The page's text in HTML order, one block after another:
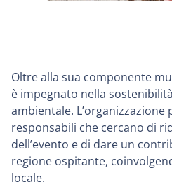
Oltre alla sua componente
è impegnato nella
ambientale.
responsabili che cercano di
dell’evento e di dare un
regione ospitante,
locale.